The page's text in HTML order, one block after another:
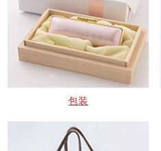
包装